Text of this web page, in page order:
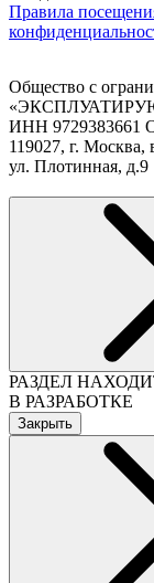
Правила
Общество с
ИНН 9729383661
119027, г.
ул. Плотинная, д.9
РАЗДЕЛ
В РАЗРАБОТКЕ
Закрыть